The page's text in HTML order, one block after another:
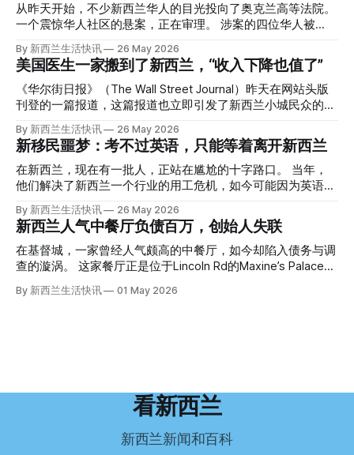
从昨天开始，不少新西兰华人的目光投向了奥克兰高等法院。
一个震惊华人社区的悬案，正在审理。 涉案的四位华人被
告，站在了法庭，被控与一位70岁中国女人的死有关。 事情
的复杂程度，远超人们的想象。 神秘的黑色塑料袋 先让我们
回到2024年3月12日。 新西兰一个名叫Paul Middleton的老
人，在奥克兰Gulf Harbour钓鱼时，发现了一个黑色塑料袋，
里面是一堆衣服。 再扒开衣服，他看到了一只手，一只人
腰部对折，黑色胶带缠着头、手腕和身体，整个人被绑成胎儿
状。 两个10公斤的米袋装满了石头，用胶带死死缠在尸体
上。 死者是亚洲面孔的老年女性，头部、脸、胳膊都有钝器
伤，当时身穿一件“娟燕牌”内衣和黑色长裤。 她是谁？没有人
Operation Parade的案子，开始调查。 米袋泄露秘密 破案的
关键，是两个米袋。这两个塑料米袋里装着用来压住尸体的花
园石头。 每个米袋上都有序列号。 警察一家家查，发现这批
米是在奥克兰北岸一家超市卖的。
By 新西兰生活快讯 26 May 2026
美国医生一家搬到了新西兰，“收入下降也值了”
《华尔街日报》（The Wall Street Journal）昨天在网站头版
刊登的一篇报道，这篇报道也立即引发了新西兰小城民众的兴
趣： “精疲力尽的美国医生，正在离开美国，前往新西兰一座
偏远小镇。” “精疲力尽的美国医生”搬家新西兰 四年前，在加
州拉霍亚（La Jolla）一家医院担任内科医生的Brandon
Williams医生达到了崩溃的边缘。 患者人数激增、医疗人员短
缺、医疗事故诉讼的威胁，以及对患者无力支付医疗费用的忧
（PTSD）。他的其中一位同事甚至因自杀身亡。 他并不想放
弃从医，但他不想再在美国行医了。 于是，他与38岁的妻子
Ellen Williams开始在欧洲寻找更好的选择。 就在那时，他收
到了一封来自新西兰医疗招聘人员的信。 “虽然跑到那个‘与世
义。”现年39岁的加州人Brandon说道。 2024年11月，这家人
By 新西兰生活快讯 26 May 2026
新移民噩梦：考不过英语，只能等着离开新西兰
在新西兰，现在有一批人，正站在尴尬的十字路口。 当年，
他们解决了新西兰一个行业的用工危机，如今可能因为英语考
试，不得不在几年内离开这个国家。 一位移民的无奈感叹：
“如果我们真能考到那个分数，就不会来开公交车了。” 因为英
语，他们一直无法上岸 来自菲律宾的Ryan De Guzman，就是
这批人中的一员。 2023年，当他看到新西兰招聘海外公交司
机的信息时，几乎没有犹豫就提交了申请。 “我听说这里气候
年3月抵达奥克兰。 当时心里盘算着：努力工作两年，申请居
所需的英语门槛。 De Guzman选择了另一项考试——
Pearson Test of English，最终成绩是45分，而申请要求是58
By 新西兰生活快讯 26 May 2026
新西兰人气中餐厅负债百万，创始人失联
在基督城，一家曾经人气颇高的中餐厅，如今却陷入债务与调
查的漩涡。 这家餐厅正是位于Lincoln Rd的Maxine’s Palace。
其背后的公司已进入清算程序，债务总额接近100万纽币，而
引人关注的是——清算人目前无法联系到创始人本人。 今年3
纽币，员工索赔金额仍在核算中。 整体债务规模，已经逼近
这导致公司财务记录尚未完全掌握，资产处置是否合理仍待核
By 新西兰生活快讯 01 May 2026
看新西兰
新西兰新闻和百科